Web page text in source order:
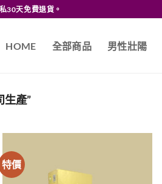
30天免費退貨。
HOME 全部商品 男性壯陽
生產”
特價